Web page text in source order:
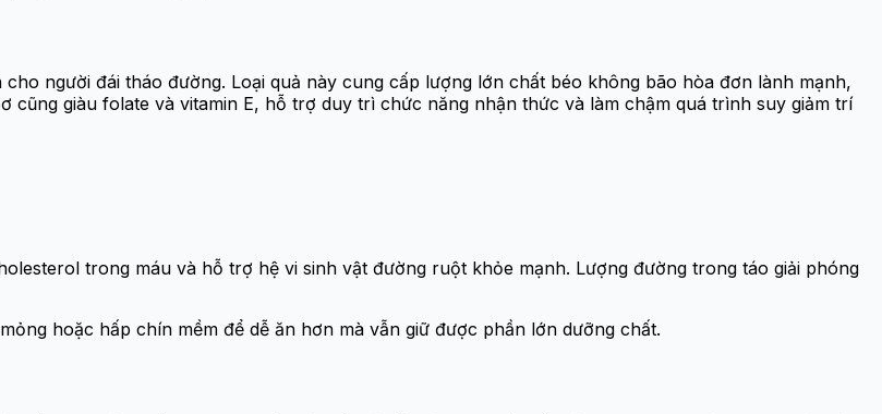
người đái tháo đường. Loại quả này cung cấp lượng lớn chất béo không bão hòa đơn lành mạnh,
cũng giàu folate và vitamin E, hỗ trợ duy trì chức năng nhận thức và làm chậm quá trình suy giảm trí
trong máu và hỗ trợ hệ vi sinh vật đường ruột khỏe mạnh. Lượng đường trong táo giải phóng
hoặc hấp chín mềm để dễ ăn hơn mà vẫn giữ được phần lớn dưỡng chất.